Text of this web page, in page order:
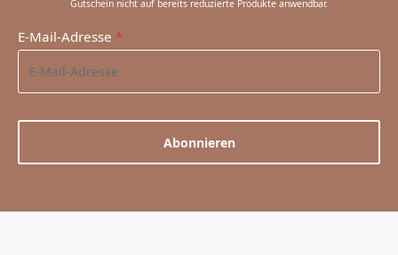
Gutschein nicht auf bereits reduzierte Produkte anwendbar.
E-Mail-Adresse *
Abonnieren